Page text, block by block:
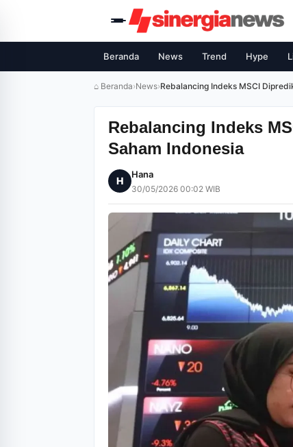
Beranda News Trend Hype
⌂ Beranda›News›Rebalancing Indeks MSCI
Rebalancing Indeks
Saham Indonesia
H
Hana
30/05/2026 00:02 WIB